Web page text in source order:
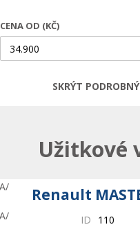
CENA OD (KČ)
SKRÝT
Užitkové
Renault
ID 110